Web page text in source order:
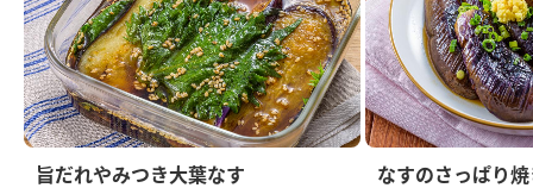
旨だれやみつき大葉なす なすのさっぱり